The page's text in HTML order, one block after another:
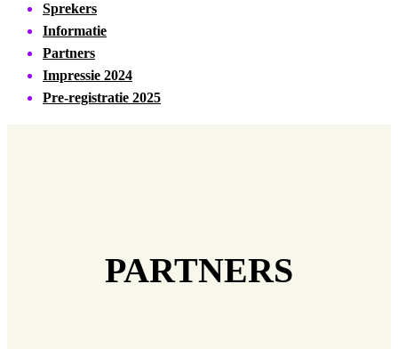
Sprekers
Informatie
Partners
Impressie 2024
Pre-registratie 2025
PARTNERS